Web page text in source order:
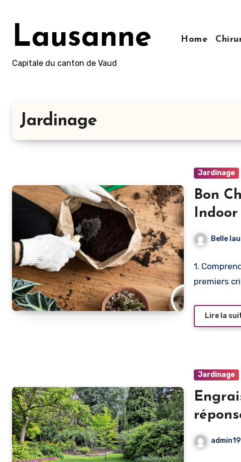
principalLausanne
Capitale du canton de Vaud
Home
Jardinage
Jardinage
Bon
Indoor
Belle
1.
premiers
Lire la
Jardinage